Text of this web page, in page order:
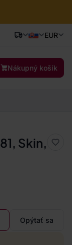
EUR
Nákupný košík
Skin,
Opýtať sa